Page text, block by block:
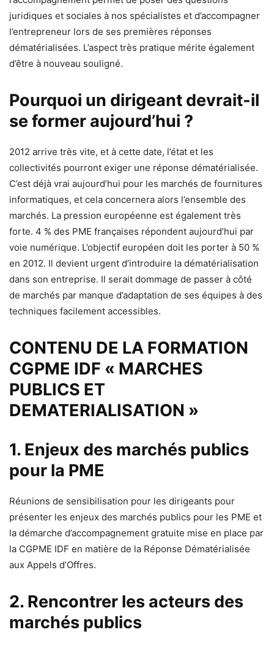
juridiques et sociales à nos spécialistes et d’accompagner
l’entrepreneur lors de ses premières réponses
dématérialisées. L’aspect très pratique mérite également
d’être à nouveau souligné.
Pourquoi un dirigeant devrait-il
se former aujourd’hui ?
2012 arrive très vite, et à cette date, l’état et les
collectivités pourront exiger une réponse dématérialisée.
C’est déjà vrai aujourd’hui pour les marchés de fournitures
informatiques, et cela concernera alors l’ensemble des
marchés. La pression européenne est également très
forte. 4 % des PME françaises répondent aujourd’hui par
voie numérique. L’objectif européen doit les porter à 50 %
en 2012. Il devient urgent d’introduire la dématérialisation
dans son entreprise. Il serait dommage de passer à côté
de marchés par manque d’adaptation de ses équipes à des
techniques facilement accessibles.
CONTENU DE LA FORMATION
CGPME IDF « MARCHES
PUBLICS ET
DEMATERIALISATION »
1. Enjeux des marchés publics
pour la PME
Réunions de sensibilisation pour les dirigeants pour
présenter les enjeux des marchés publics pour les PME et
la démarche d’accompagnement gratuite mise en place par
la CGPME IDF en matière de la Réponse Dématérialisée
aux Appels d’Offres.
2. Rencontrer les acteurs des
marchés publics